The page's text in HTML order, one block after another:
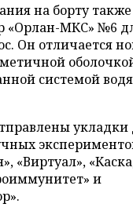
на борту
«Орлан-МКС» №6
Он отличается
системой
укладки
«Виртуал»,
и